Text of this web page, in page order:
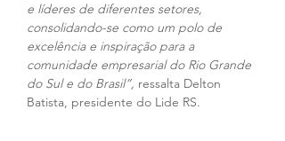
e líderes de diferentes setores,
consolidando-se como um polo de
excelência e inspiração para a
comunidade empresarial do Rio Grande
do Sul e do Brasil”, ressalta Delton
Batista, presidente do Lide RS.